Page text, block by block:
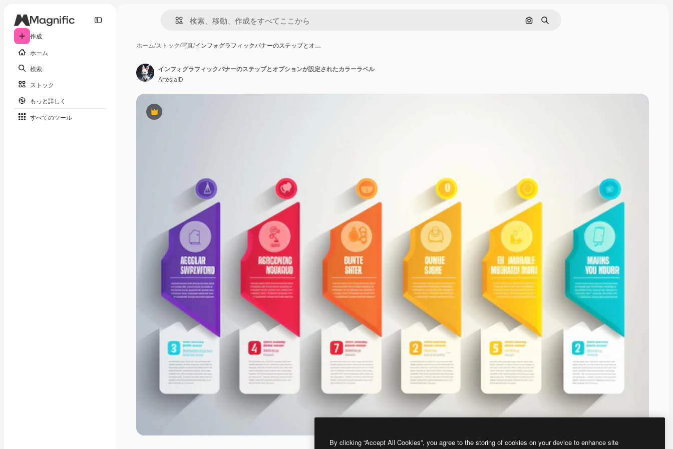
作成
ホーム
検索
ストック
もっと詳しく
すべてのツール
画像で検索
検索
ホーム/ストック/写真/インフォグラフィックバナーのステップとオ…
Premium
インフォグラフィックバナーのステップとオプションが設定されたカラーラベル
ArtesiaID
By clicking “Accept All Cookies”, you agree to the storing of cookies on your device to enhance site